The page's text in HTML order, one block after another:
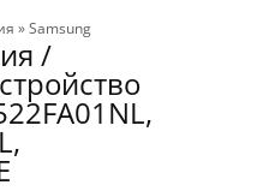
»Samsung
/